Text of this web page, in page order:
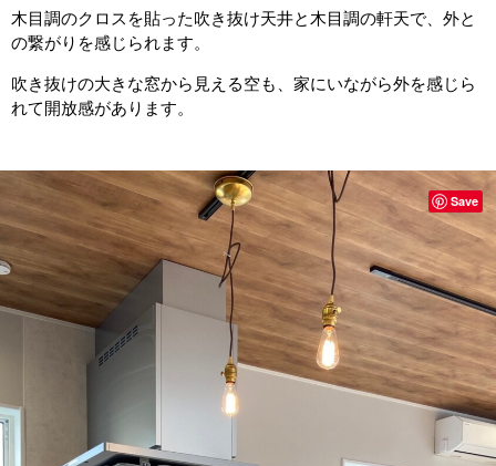
木目調のクロスを貼った吹き抜け天井と木目調の軒天で、外と
の繋がりを感じられます。
吹き抜けの大きな窓から見える空も、家にいながら外を感じら
れて開放感があります。
Save